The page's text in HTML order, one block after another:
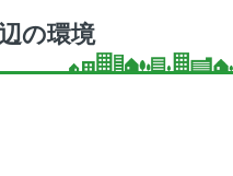
の環境